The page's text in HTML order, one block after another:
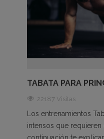
TABATA PARA
22187 Visitas
Los entrenamientos
intensos que